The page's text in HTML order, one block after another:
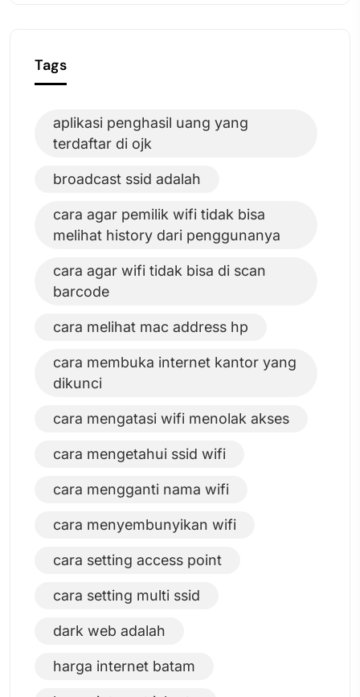
Tags
aplikasi penghasil uang yang
terdaftar di ojk
broadcast ssid adalah
cara agar pemilik wifi tidak bisa
melihat history dari penggunanya
cara agar wifi tidak bisa di scan
barcode
cara melihat mac address hp
cara membuka internet kantor yang
dikunci
cara mengatasi wifi menolak akses
cara mengetahui ssid wifi
cara mengganti nama wifi
cara menyembunyikan wifi
cara setting access point
cara setting multi ssid
dark web adalah
harga internet batam